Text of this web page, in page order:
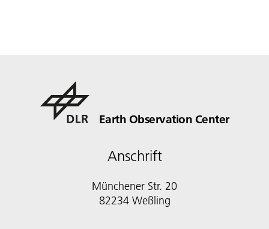
Earth Observation Center
Anschrift
Münchener Str. 20